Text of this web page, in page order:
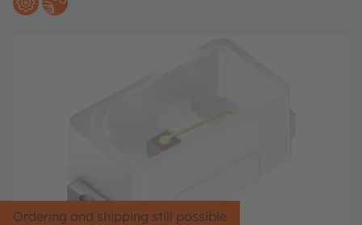
Ordering and shipping still possible